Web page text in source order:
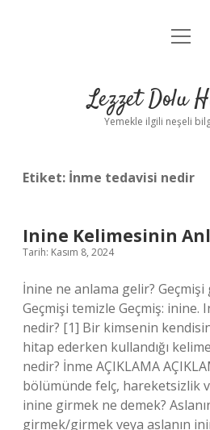
Anasayfa
Yasal
menüyü
Lezzet Dolu
Yemekle ilgili neşeli
Etiket: İnme tedavisi nedir
Inine Kelimesinin
Tarih: Kasım 8, 2024
İnine ne anlama gelir? Geçmişi
Geçmişi temizle Geçmiş: inine.
nedir? [1] Bir kimsenin
hitap ederken kullandığı
nedir? İnme AÇIKLAMA
bölümünde felç, hareketsizlik
inine girmek ne demek?
girmek/girmek veya aslanın